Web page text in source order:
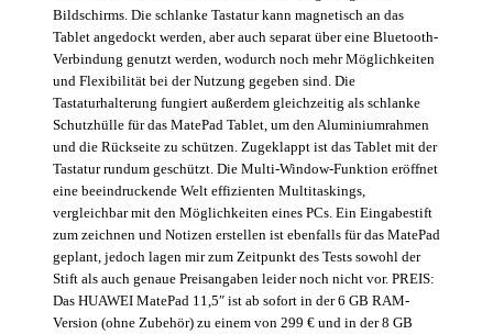
Bildschirms. Die schlanke Tastatur kann magnetisch an das
Tablet angedockt werden, aber auch separat über eine Bluetooth-
Verbindung genutzt werden, wodurch noch mehr Möglichkeiten
und Flexibilität bei der Nutzung gegeben sind. Die
Tastaturhalterung fungiert außerdem gleichzeitig als schlanke
Schutzhülle für das MatePad Tablet, um den Aluminiumrahmen
und die Rückseite zu schützen. Zugeklappt ist das Tablet mit der
Tastatur rundum geschützt. Die Multi-Window-Funktion eröffnet
eine beeindruckende Welt effizienten Multitaskings,
vergleichbar mit den Möglichkeiten eines PCs. Ein Eingabestift
zum zeichnen und Notizen erstellen ist ebenfalls für das MatePad
geplant, jedoch lagen mir zum Zeitpunkt des Tests sowohl der
Stift als auch genaue Preisangaben leider noch nicht vor. PREIS:
Das HUAWEI MatePad 11,5″ ist ab sofort in der 6 GB RAM-
Version (ohne Zubehör) zu einem von 299 € und in der 8 GB